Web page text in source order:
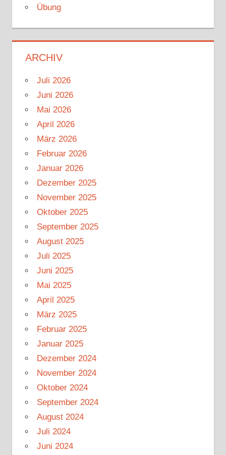
Übung
ARCHIV
Juli 2026
Juni 2026
Mai 2026
April 2026
März 2026
Februar 2026
Januar 2026
Dezember 2025
November 2025
Oktober 2025
September 2025
August 2025
Juli 2025
Juni 2025
Mai 2025
April 2025
März 2025
Februar 2025
Januar 2025
Dezember 2024
November 2024
Oktober 2024
September 2024
August 2024
Juli 2024
Juni 2024